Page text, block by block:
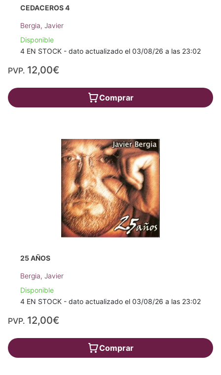
CEDACEROS 4
Bergia, Javier
Disponible
4 EN STOCK - dato actualizado el 03/08/26 a las 23:02
PVP. 12,00€
Comprar
25 AÑOS
Bergia, Javier
Disponible
4 EN STOCK - dato actualizado el 03/08/26 a las 23:02
PVP. 12,00€
Comprar